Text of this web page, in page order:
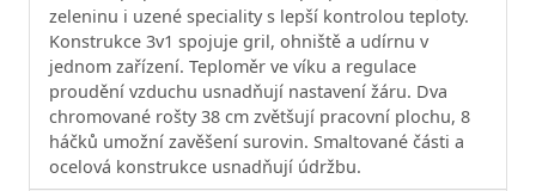
zeleninu i uzené speciality s lepší kontrolou teploty.
Konstrukce 3v1 spojuje gril, ohniště a udírnu v
jednom zařízení. Teploměr ve víku a regulace
proudění vzduchu usnadňují nastavení žáru. Dva
chromované rošty 38 cm zvětšují pracovní plochu, 8
háčků umožní zavěšení surovin. Smaltované části a
ocelová konstrukce usnadňují údržbu.